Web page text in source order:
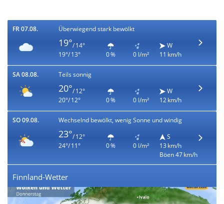
FR 07.08. Überwiegend stark bewölkt
19°/ 14°
19°/ 13°
0 % 0 l/m²
W
11 km/h
SA 08.08. Teils sonnig
20°/ 12°
20°/ 12°
0 % 0 l/m²
W
12 km/h
SO 09.08. Wechselnd bewölkt, wenig Sonne und windig
23°/ 12°
24°/ 11°
0 % 0 l/m²
S
13 km/h
Böen 47 km/h
Finnland-Wetter